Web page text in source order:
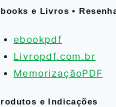
e Livros •
ebookpdf
Livropdf.com.br
MemorizaçãoPDF
e Indicações